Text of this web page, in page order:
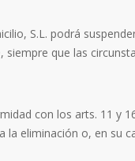
S.L. podrá
que las
con los arts. 11 y
la eliminación o, en su